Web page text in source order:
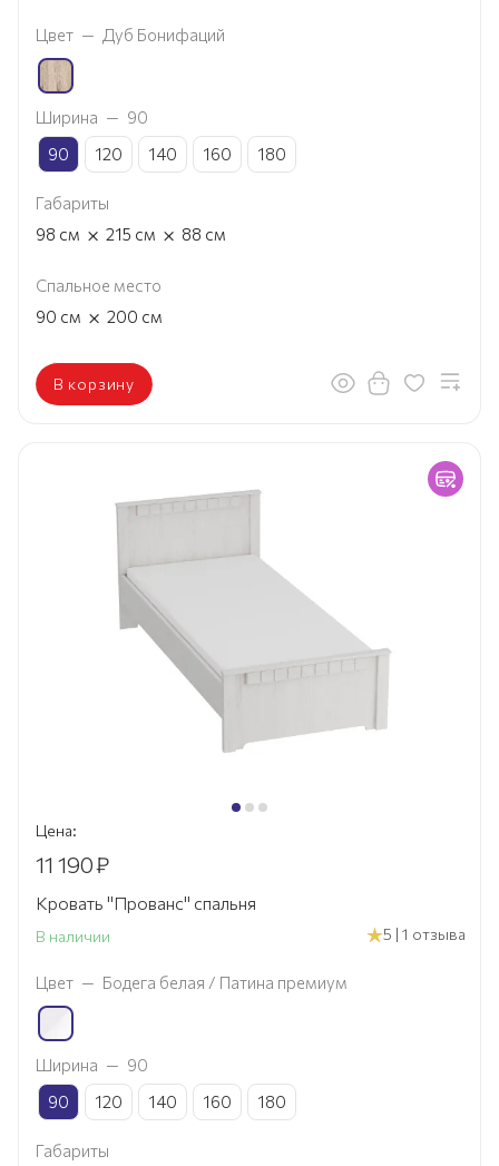
Цвет — Дуб Бонифаций
Ширина — 90
90
120 140 160 180
Габариты
98 см × 215 см × 88 см
Спальное место
90 см × 200 см
В корзину
Цена:
11 190₽
Кровать "Прованс" спальня
В наличии 5 | 1 отзыва
Цвет — Бодега белая / Патина премиум
Ширина — 90
90
120 140 160 180
Габариты